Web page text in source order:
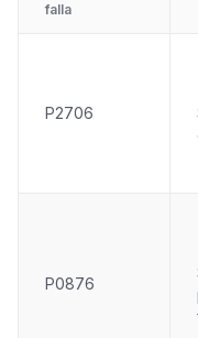
falla
P2706
P0876